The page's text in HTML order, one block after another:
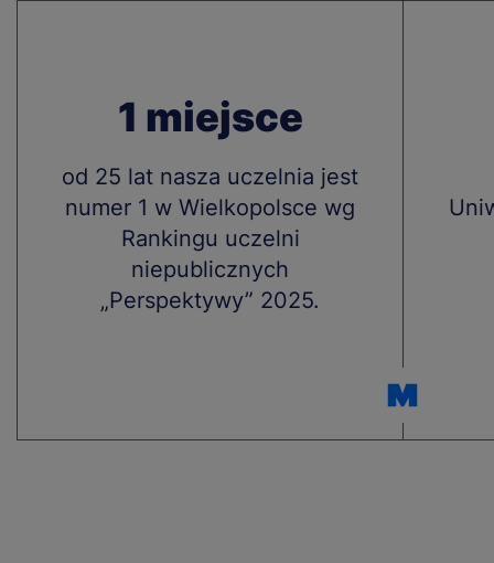
1 miejsce
Treść
od 25 lat nasza uczelnia jest
numer 1 w Wielkopolsce wg
Rankingu uczelni
niepublicznych
„Perspektywy” 2025.